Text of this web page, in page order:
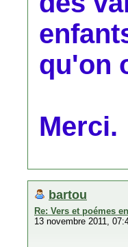
qu'on
Merci.
bartou
Re: Vers et poémes
13 novembre 2011,